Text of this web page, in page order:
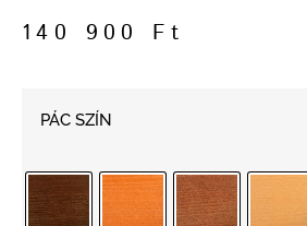
140 900 Ft
PÁC SZÍN